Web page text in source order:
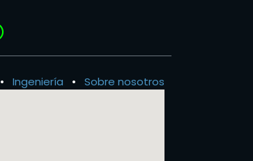
• Ingeniería • Sobre nosotros